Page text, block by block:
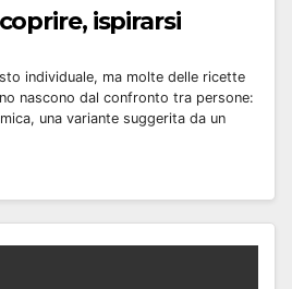
ispirarsi
individuale, ma molte delle ricette
nascono dal confronto tra persone:
una variante suggerita da un